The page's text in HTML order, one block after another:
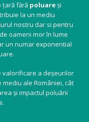
țară fără poluareși
la un mediu
nostru dar si pentru
oameni mor în lume
un numar exponential
valorificare a deșeurilor
ale României, cât
și impactul poluării